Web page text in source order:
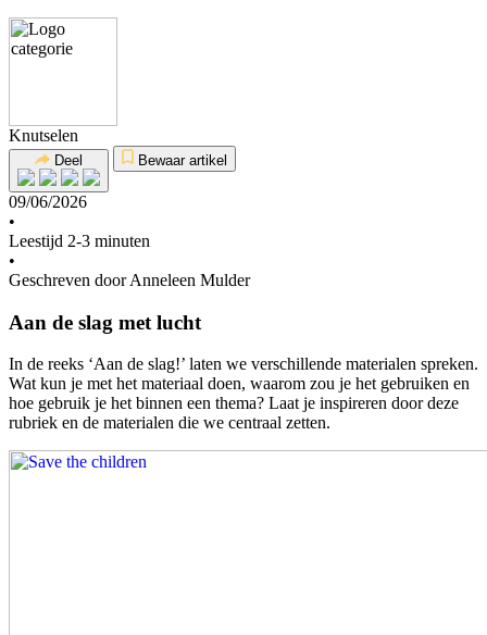
Knutselen
Deel Bewaar artikel
09/06/2026
•
Leestijd 2-3 minuten
•
Geschreven door Anneleen Mulder
Aan de slag met lucht
In de reeks ‘Aan de slag!’ laten we verschillende materialen spreken.
Wat kun je met het materiaal doen, waarom zou je het gebruiken en
hoe gebruik je het binnen een thema? Laat je inspireren door deze
rubriek en de materialen die we centraal zetten.